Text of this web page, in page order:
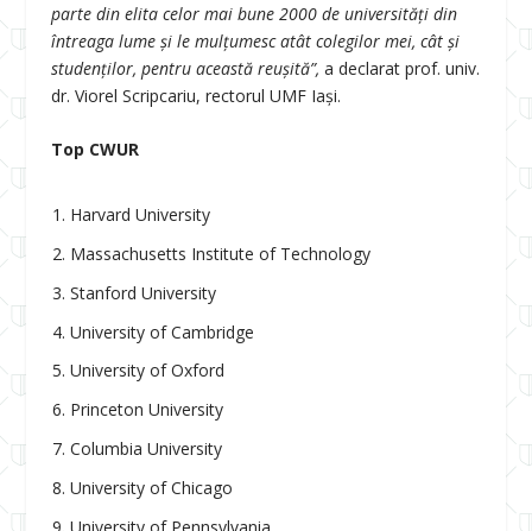
parte din elita celor mai bune 2000 de universități din
întreaga lume și le mulțumesc atât colegilor mei, cât și
studenților, pentru această reușită”, a declarat prof. univ.
dr. Viorel Scripcariu, rectorul UMF Iași.
Top CWUR
Harvard University
Massachusetts Institute of Technology
Stanford University
University of Cambridge
University of Oxford
Princeton University
Columbia University
University of Chicago
University of Pennsylvania